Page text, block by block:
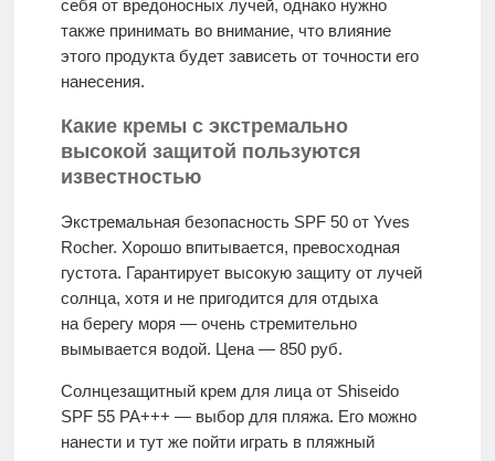
себя от вредоносных лучей, однако нужно
также принимать во внимание, что влияние
этого продукта будет зависеть от точности его
нанесения.
Какие кремы с экстремально
высокой защитой пользуются
известностью
Экстремальная безопасность SPF 50 от Yves
Rocher. Хорошо впитывается, превосходная
густота. Гарантирует высокую защиту от лучей
солнца, хотя и не пригодится для отдыха
на берегу моря — очень стремительно
вымывается водой. Цена — 850 руб.
Солнцезащитный крем для лица от Shiseido
SPF 55 PA+++ — выбор для пляжа. Его можно
нанести и тут же пойти играть в пляжный